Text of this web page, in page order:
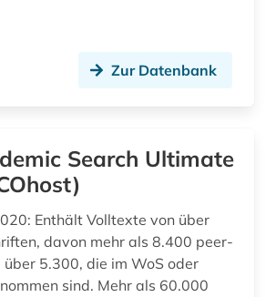
designregister (1)
desktop-publishing (1)
Zur Datenbank
Search Ultimate
Enthält Volltexte von über
davon mehr als 8.400 peer-
5.300, die im WoS oder
sind. Mehr als 60.000